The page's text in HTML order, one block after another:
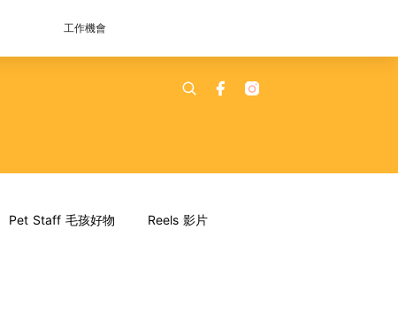
工作機會
Pet Staff 毛孩好物 Reels 影片